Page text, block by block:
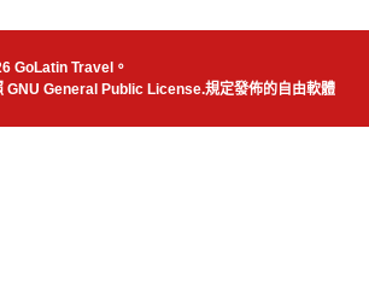
GoLatin Travel。
GNU General Public License.規定發佈的自由軟體